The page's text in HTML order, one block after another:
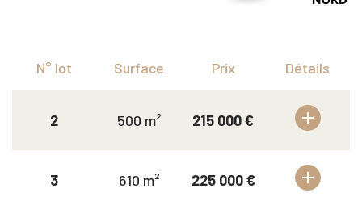
N° lot Surface Prix Détails
2 500 m² 215 000 €
3 610 m² 225 000 €